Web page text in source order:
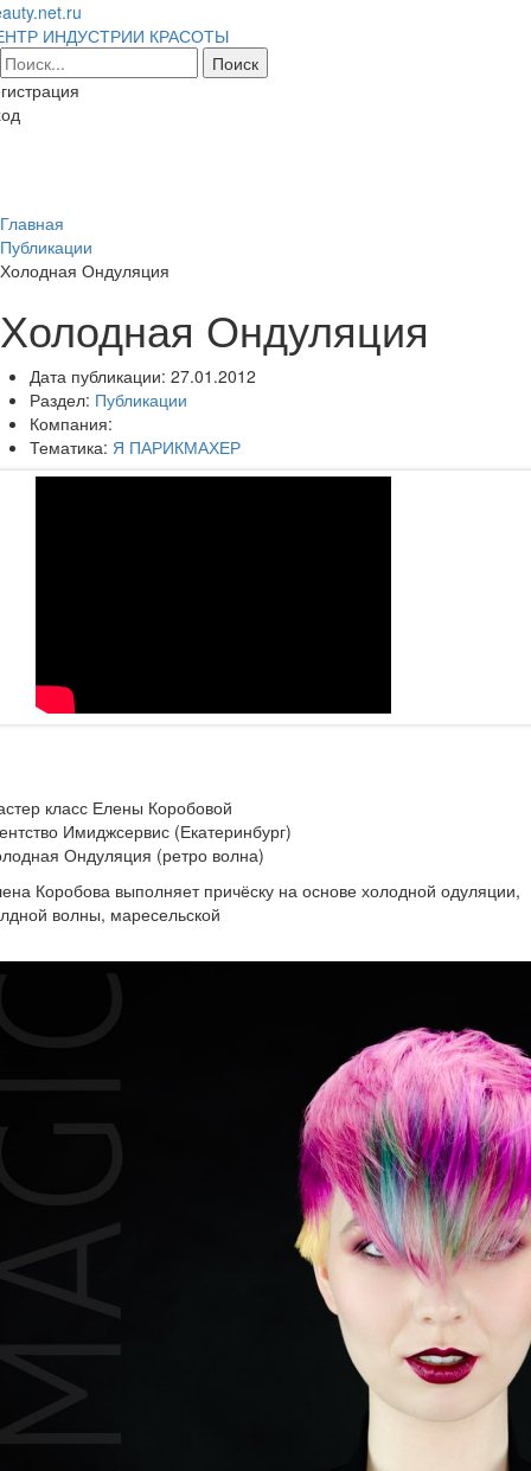
ИНДУСТРИИ КРАСОТЫ
Главная
Публикации
Холодная Ондуляция
Холодная Ондуляция
Дата публикации: 27.01.2012
Раздел: Публикации
Компания:
Тематика: Я ПАРИКМАХЕР
класс Елены Коробовой
Имиджсервис (Екатеринбург)
Ондуляция (ретро волна)
Коробова выполняет причёску на основе холодной одуляции,
волны, маресельской